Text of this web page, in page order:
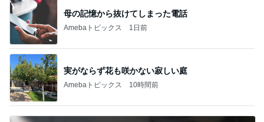
母の記憶から抜けてしまった電話
Amebaトピックス 1日前
実がならず花も咲かない寂しい庭
Amebaトピックス 10時間前